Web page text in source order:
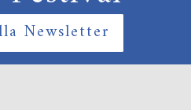
Newsletter